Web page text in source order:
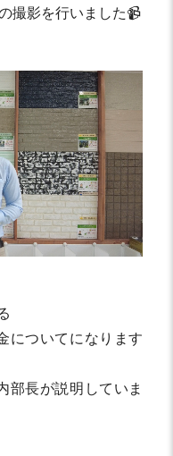
撮影を行いました📹
についてになります
部長が説明していま